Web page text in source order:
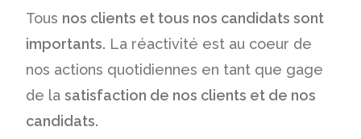
Tous nos clients et tous nos candidats sont
importants. La réactivité est au coeur de
nos actions quotidiennes en tant que gage
de lasatisfaction de nos clients et de nos
candidats.